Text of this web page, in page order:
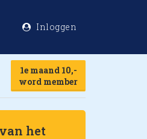
Inloggen
1e maand 10,-
word member
het